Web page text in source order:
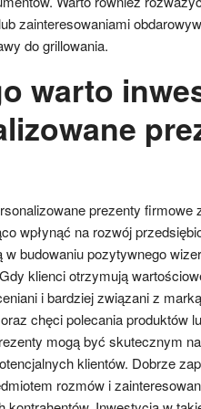
zainteresowaniami
do grillowania.
warto
prezenty
wpłynąć na rozwój
w budowaniu pozytywnego
klienci otrzymują
i bardziej związani z
chęci polecania produktów
mogą być skutecznym
klientów. Dobrze
rozmów i